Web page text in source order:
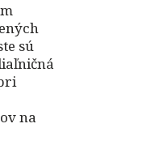
sú
na